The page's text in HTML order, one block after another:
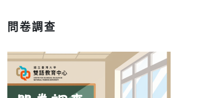
問卷調查